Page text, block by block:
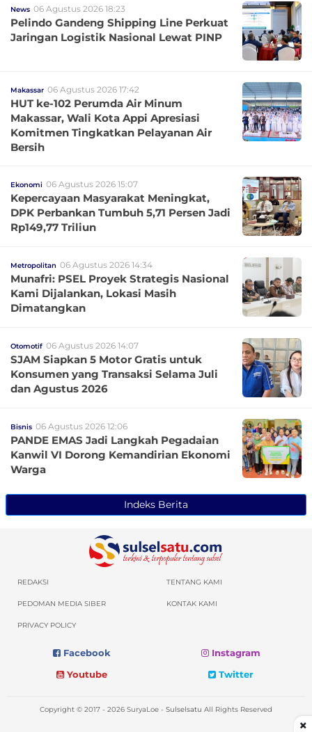
News 06 Agustus 2026 18:23
Pelindo Gandeng Shipping Line Perkuat
Jaringan Logistik Nasional Lewat PINP
Makassar 06 Agustus 2026 17:42
HUT ke-102 Perumda Air Minum
Makassar, Wali Kota Appi Apresiasi
Komitmen Tingkatkan Pelayanan Air
Bersih
Ekonomi 06 Agustus 2026 15:07
Kepercayaan Masyarakat Meningkat,
DPK Perbankan Tumbuh 5,71 Persen Jadi
Rp149,77 Triliun
Metropolitan 06 Agustus 2026 14:34
Munafri: PSEL Proyek Strategis Nasional
Kami Dijalankan, Lokasi Masih
Dimatangkan
Otomotif 06 Agustus 2026 14:07
SJAM Siapkan 5 Motor Gratis untuk
Konsumen yang Transaksi Selama Juli
dan Agustus 2026
Bisnis 06 Agustus 2026 12:06
PANDE EMAS Jadi Langkah Pegadaian
Kanwil VI Dorong Kemandirian Ekonomi
Warga
Indeks Berita
REDAKSI TENTANG KAMI
PEDOMAN MEDIA SIBER KONTAK KAMI
PRIVACY POLICY
Facebook
Instagram
Youtube
Twitter
Copyright © 2017 - 2026 SuryaLoe - Sulselsatu All Rights Reserved
×